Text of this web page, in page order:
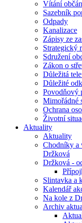
Vítání
Sazebník
Odpady
Kanalizace
Zápisy ze
Strategický
Sdružení
Zákon o
Důležitá
Důležité
Povodňový
Mimořádné
Ochrana
Životní
Aktuality
Aktuality
Chodníky a
Držková
Držková -
Slintavka a
Kalendář
Na kole z
Archiv